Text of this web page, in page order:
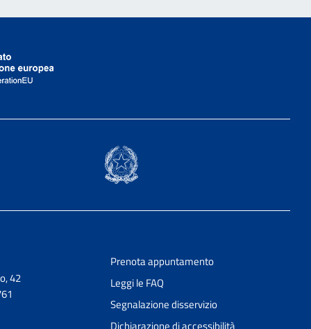
42
Prenota appuntamento
Leggi le FAQ
Segnalazione disservizio
Dichiarazione di accessibilità